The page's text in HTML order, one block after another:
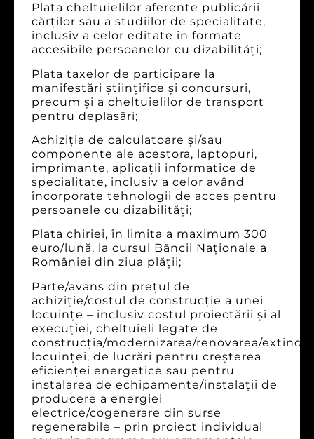
Plata cheltuielilor aferente publicării
cărţilor sau a studiilor de specialitate,
inclusiv a celor editate în formate
accesibile persoanelor cu dizabilităţi;
Plata taxelor de participare la
manifestări ştiinţifice şi concursuri,
precum şi a cheltuielilor de transport
pentru deplasări;
Achiziţia de calculatoare şi/sau
componente ale acestora, laptopuri,
imprimante, aplicaţii informatice de
specialitate, inclusiv a celor având
încorporate tehnologii de acces pentru
persoanele cu dizabilităţi;
Plata chiriei, în limita a maximum 300
euro/lună, la cursul Băncii Naţionale a
României din ziua plăţii;
Parte/avans din preţul de
achiziţie/costul de construcţie a unei
locuinţe – inclusiv costul proiectării şi al
execuţiei, cheltuieli legate de
construcţia/modernizarea/renovarea/
locuinţei, de lucrări pentru creşterea
eficienţei energetice sau pentru
instalarea de echipamente/instalaţii de
producere a energiei
electrice/cogenerare din surse
regenerabile – prin proiect individual